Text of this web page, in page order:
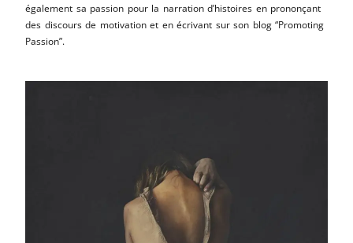
également sa passion pour la narration d’histoires en prononçant
des discours de motivation et en écrivant sur son blog “Promoting
Passion”.